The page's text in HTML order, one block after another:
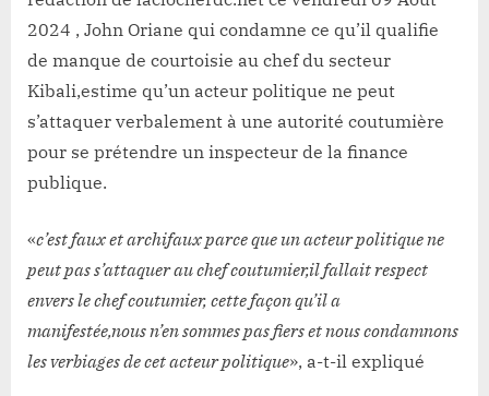
2024 , John Oriane qui condamne ce qu’il qualifie
de manque de courtoisie au chef du secteur
Kibali,estime qu’un acteur politique ne peut
s’attaquer verbalement à une autorité coutumière
pour se prétendre un inspecteur de la finance
publique.
«c’est faux et archifaux parce que un acteur politique ne
peut pas s’attaquer au chef coutumier,il fallait respect
envers le chef coutumier, cette façon qu’il a
manifestée,nous n’en sommes pas fiers et nous condamnons
les verbiages de cet acteur politique», a-t-il expliqué